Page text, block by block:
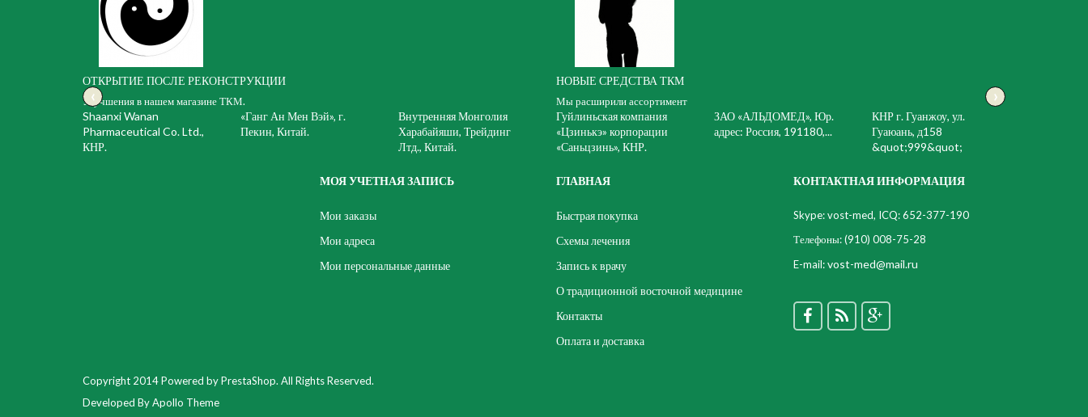
ОТКРЫТИЕ ПОСЛЕ РЕКОНСТРУКЦИИ
Улучшения в нашем магазине ТКМ.
НОВЫЕ СРЕДСТВА ТКМ
Мы расширили ассортимент
‹ ›
Shaanxi Wanan
Pharmaceutical Co. Ltd.,
КНР.
«Ганг Ан Мен Вэй», г.
Пекин, Китай.
Внутренняя Монголия
Харабайяши, Трейдинг
Лтд., Китай.
Гуйлиньская компания
«Цзинькэ» корпорации
«Саньцзинь», КНР.
ЗАО «АЛЬДОМЕД», Юр.
адрес: Россия, 191180,...
КНР г. Гуанжоу, ул.
Гуаюань, д158
&quot;999&quot;
МОЯ УЧЕТНАЯ ЗАПИСЬ
Мои заказы
Мои адреса
Мои персональные данные
ГЛАВНАЯ
Быстрая покупка
Схемы лечения
Запись к врачу
О традиционной восточной медицине
Контакты
Оплата и доставка
КОНТАКТНАЯ ИНФОРМАЦИЯ
Skype: vost-med, ICQ: 652-377-190
Телефоны:(910) 008-75-28
E-mail:vost-med@mail.ru
Copyright 2014 Powered by PrestaShop. All Rights Reserved.
Developed By Apollo Theme